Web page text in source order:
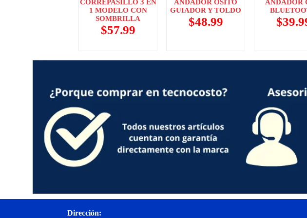
CORREPASILLO 3 EN
1 MODELO CON
SOMBRILLA
$57.99
ANDADOR OSITO
GUIADOR Y TOLDO
$48.99
ANDADOR
$
Dirección: